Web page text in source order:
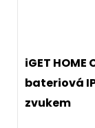
iGET
bateriová
zvukem